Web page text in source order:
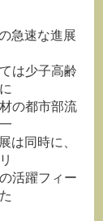
急速な進展
は少子高齢
の都市部流
は同時に、
活躍フィー